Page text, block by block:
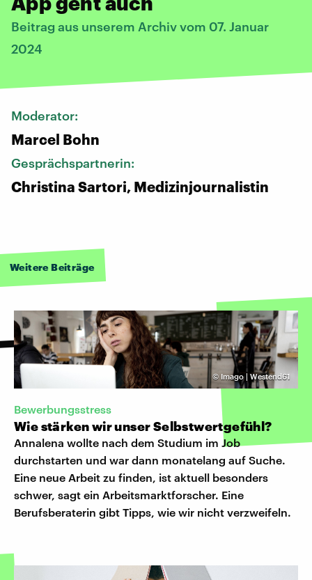
Beitrag aus unserem Archiv vom 07. Januar
2024
Moderator:
Marcel Bohn
Gesprächspartnerin:
Christina Sartori, Medizinjournalistin
Weitere Beiträge
© Imago | Westend61
Bewerbungsstress
Wie stärken wir unser Selbstwertgefühl?
Annalena wollte nach dem Studium im Job
durchstarten und war dann monatelang auf Suche.
Eine neue Arbeit zu finden, ist aktuell besonders
schwer, sagt ein Arbeitsmarktforscher. Eine
Berufsberaterin gibt Tipps, wie wir nicht verzweifeln.